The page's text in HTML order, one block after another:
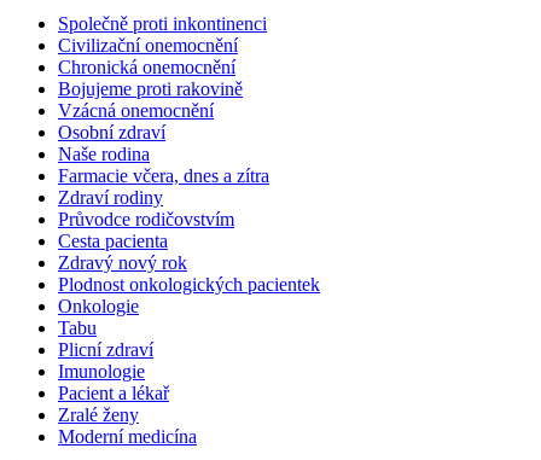
Společně proti inkontinenci
Civilizační onemocnění
Chronická onemocnění
Bojujeme proti rakovině
Vzácná onemocnění
Osobní zdraví
Naše rodina
Farmacie včera, dnes a zítra
Zdraví rodiny
Průvodce rodičovstvím
Cesta pacienta
Zdravý nový rok
Plodnost onkologických pacientek
Onkologie
Tabu
Plicní zdraví
Imunologie
Pacient a lékař
Zralé ženy
Moderní medicína